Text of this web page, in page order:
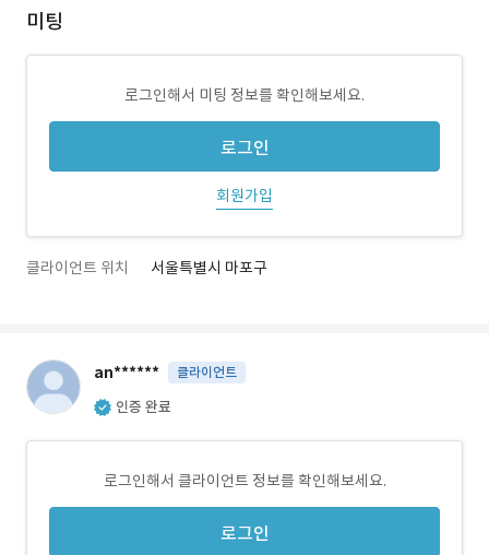
미팅
로그인해서 미팅 정보를 확인해보세요.
로그인
회원가입
클라이언트 위치 서울특별시 마포구
an****** 클라이언트
인증 완료
로그인해서 클라이언트 정보를 확인해보세요.
로그인